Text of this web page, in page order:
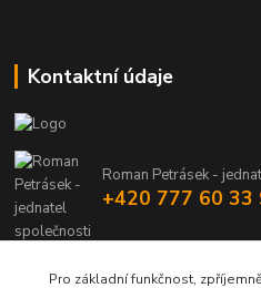
Kontaktní údaje
Roman Petrásek -
+420 777 60 33
Pro základní funkčnost,